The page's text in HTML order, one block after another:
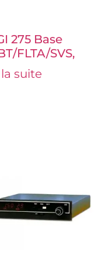
FLTA/SVS,
275 Base
suite